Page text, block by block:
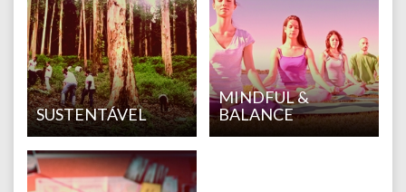
SUSTENTÁVEL
MINDFUL &
BALANCE